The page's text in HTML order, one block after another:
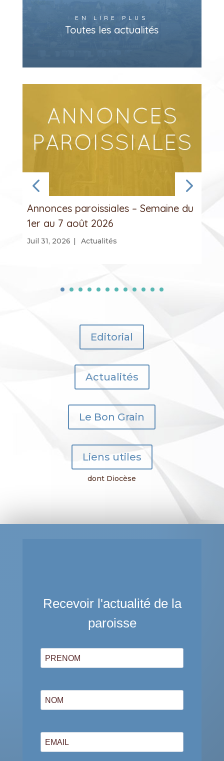
EN LIRE PLUS
Toutes les actualités
Annonces paroissiales – Semaine du
1er au 7 août 2026
Juil 31, 2026 | Actualités
Editorial
Actualités
Le Bon Grain
Liens utiles
dont Diocèse